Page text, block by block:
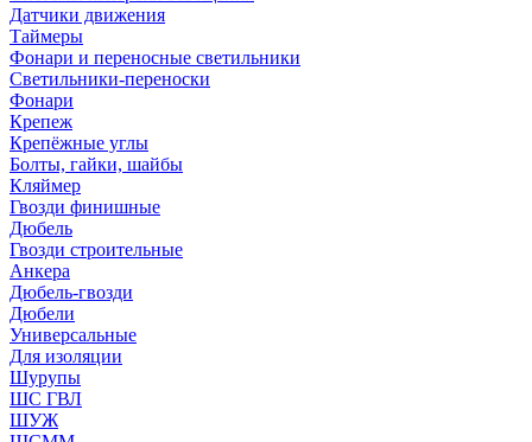
Датчики движения
Таймеры
Фонари и переносные светильники
Светильники-переноски
Фонари
Крепеж
Крепёжные углы
Болты, гайки, шайбы
Кляймер
Гвозди финишные
Дюбель
Гвозди строительные
Анкера
Дюбель-гвозди
Дюбели
Универсальные
Для изоляции
Шурупы
ШС ГВЛ
ШУЖ